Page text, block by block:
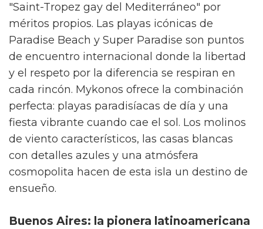
"Saint-Tropez gay del Mediterráneo" por
méritos propios. Las playas icónicas de
Paradise Beach y Super Paradise son puntos
de encuentro internacional donde la libertad
y el respeto por la diferencia se respiran en
cada rincón. Mykonos ofrece la combinación
perfecta: playas paradisíacas de día y una
fiesta vibrante cuando cae el sol. Los molinos
de viento característicos, las casas blancas
con detalles azules y una atmósfera
cosmopolita hacen de esta isla un destino de
ensueño.
Buenos Aires: la pionera latinoamericana